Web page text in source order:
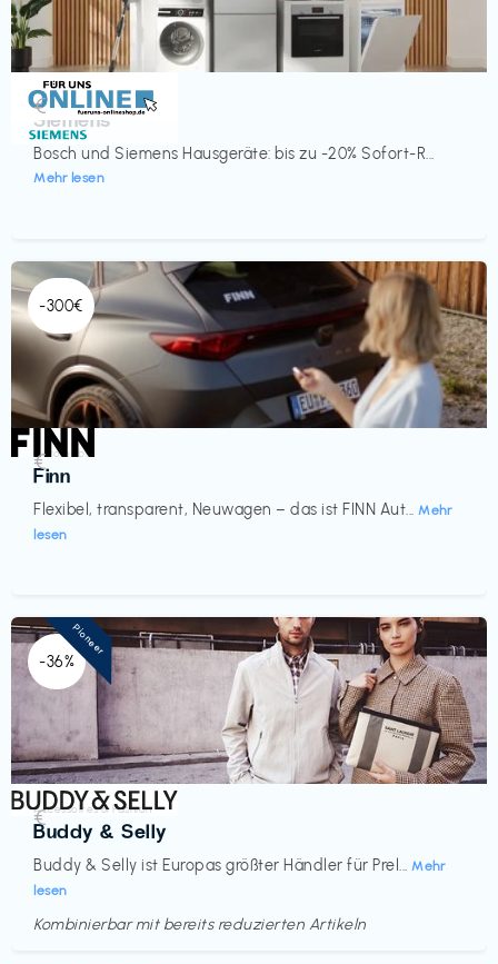
Küche & Haushalt
Siemens
Bosch und Siemens Hausgeräte: bis zu -20% Sofort-R...
Mehr lesen
€‎
-300€
Automobil
Finn
Flexibel, transparent, Neuwagen – das ist FINN Aut... Mehr
lesen
€‎
-36%
Accessoires & Fashion
Buddy & Selly
Buddy & Selly ist Europas größter Händler für Prel... Mehr
lesen
€‎
Kombinierbar mit bereits reduzierten Artikeln
Pioneer